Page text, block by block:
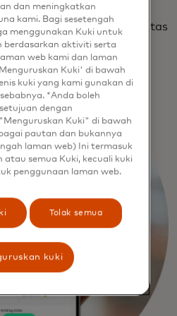
dampak
mempelajari kompleksitas
dan membangun
dan meningkatkan
kami. Bagi sesetengah
menggunakan Kuki untuk
berdasarkan aktiviti serta
web kami dan laman
Kuki' di bawah
kuki yang kami gunakan di
*Anda boleh
dengan
Kuki" di bawah
pautan dan bukannya
laman web) Ini termasuk
atau semua Kuki, kecuali kuki
penggunaan laman web.
Tolak semua
kuki